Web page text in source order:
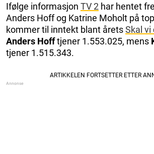
Ifølge informasjon TV 2 har hentet
Anders Hoff og Katrine Moholt på
kommer til inntekt blant åretsSkal vi
Anders Hofftjener 1.553.025, mens
tjener 1.515.343.